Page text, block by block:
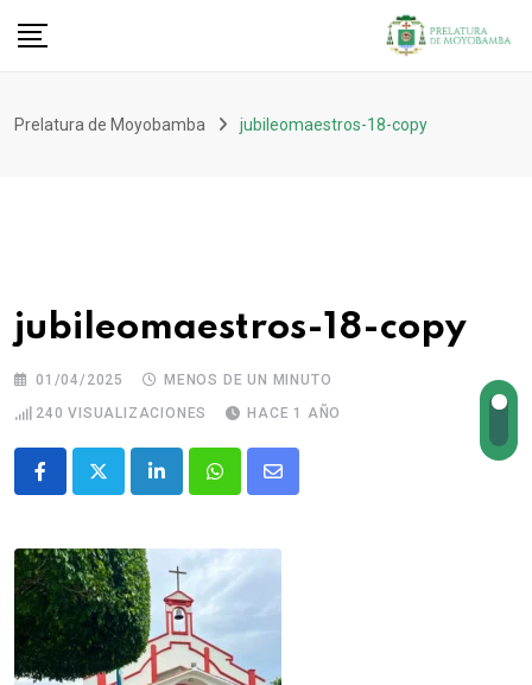
Prelatura de Moyobamba jubileomaestros-18-copy
jubileomaestros-18-copy
01/04/2025
MENOS DE UN MINUTO
240 VISUALIZACIONES HACE 1 AÑO